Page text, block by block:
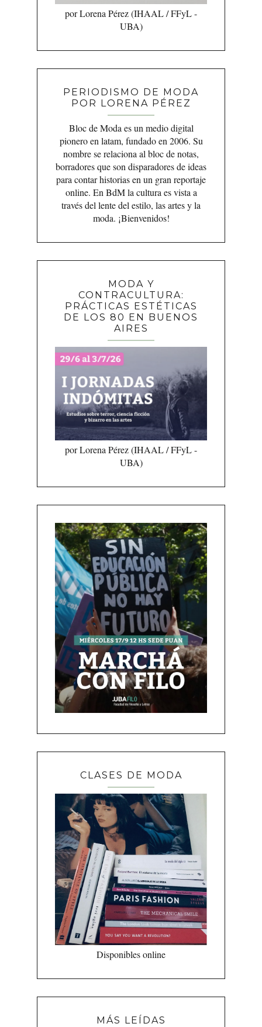
por Lorena Pérez (IHAAL / FFyL -
UBA)
PERIODISMO DE MODA
POR LORENA PÉREZ
Bloc de Moda es un medio digital
pionero en latam, fundado en 2006. Su
nombre se relaciona al bloc de notas,
borradores que son disparadores de ideas
para contar historias en un gran reportaje
online. En BdM la cultura es vista a
través del lente del estilo, las artes y la
moda. ¡Bienvenidos!
MODA Y
CONTRACULTURA:
PRÁCTICAS ESTÉTICAS
DE LOS 80 EN BUENOS
AIRES
por Lorena Pérez (IHAAL / FFyL -
UBA)
CLASES DE MODA
Disponibles online
MÁS LEÍDAS